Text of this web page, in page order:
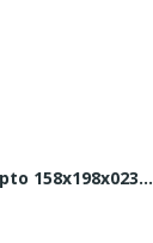
158x198x023...